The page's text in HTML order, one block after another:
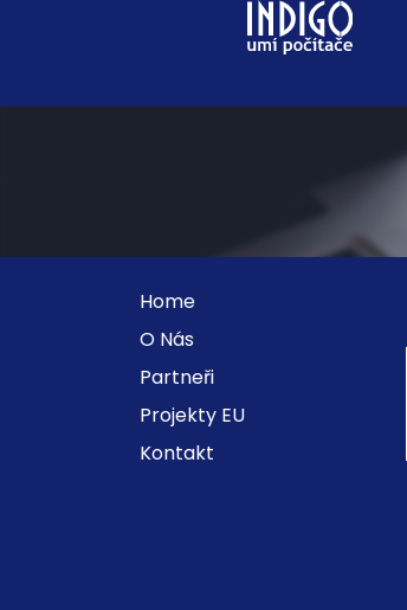
Home
O Nás
Partneři
Projekty EU
Kontakt